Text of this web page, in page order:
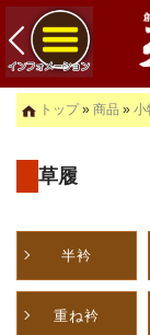
トップ» 商品 » 小
草履
半衿
重ね衿